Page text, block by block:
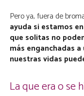
Pero ya, fuera de
ayuda si estamos
que solitas no
más enganchadas
nuestras vidas
La que era o se